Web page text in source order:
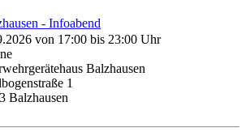
- Infoabend
von 17:00 bis 23:00 Uhr
Balzhausen
1
Balzhausen